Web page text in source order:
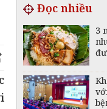
Đọc nhiều
3